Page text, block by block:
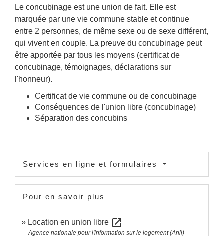
Le concubinage est une union de fait. Elle est
marquée par une vie commune stable et continue
entre 2 personnes, de même sexe ou de sexe différent,
qui vivent en couple. La preuve du concubinage peut
être apportée par tous les moyens (certificat de
concubinage, témoignages, déclarations sur
l'honneur).
Certificat de vie commune ou de concubinage
Conséquences de l'union libre (concubinage)
Séparation des concubins
Services en ligne et formulaires
Pour en savoir plus
Location en union libre open_in_new
Agence nationale pour l'information sur le logement (Anil)